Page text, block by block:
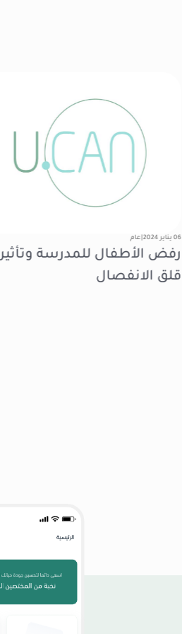
06 يناير 2024 عام
رفض الأطفال للمدرسة وتأثير
قلق الانفصال